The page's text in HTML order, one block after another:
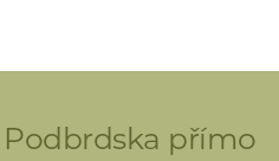
přímo